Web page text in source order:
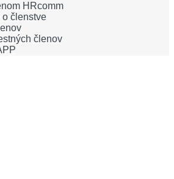
HRcomm
o členstve
členov